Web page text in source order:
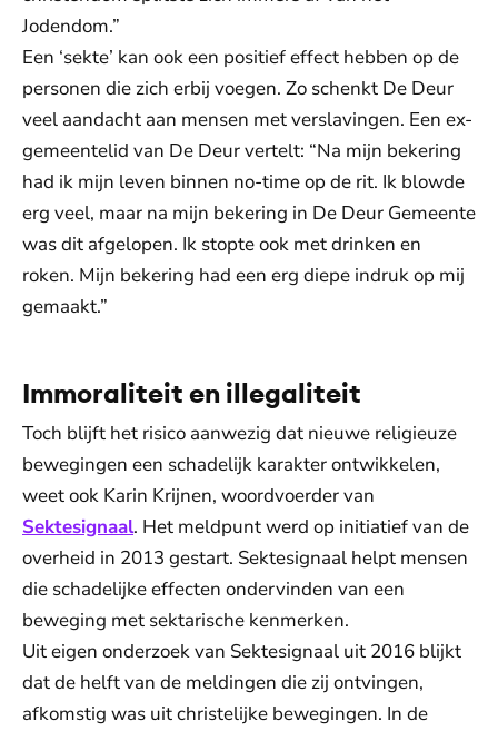
Jodendom.”
Een ‘sekte’ kan ook een positief effect hebben op de
personen die zich erbij voegen. Zo schenkt De Deur
veel aandacht aan mensen met verslavingen. Een ex-
gemeentelid van De Deur vertelt: “Na mijn bekering
had ik mijn leven binnen no-time op de rit. Ik blowde
erg veel, maar na mijn bekering in De Deur Gemeente
was dit afgelopen. Ik stopte ook met drinken en
roken. Mijn bekering had een erg diepe indruk op mij
gemaakt.”
Immoraliteit en illegaliteit
Toch blijft het risico aanwezig dat nieuwe religieuze
bewegingen een schadelijk karakter ontwikkelen,
weet ook Karin Krijnen, woordvoerder van
Sektesignaal. Het meldpunt werd op initiatief van de
overheid in 2013 gestart. Sektesignaal helpt mensen
die schadelijke effecten ondervinden van een
beweging met sektarische kenmerken.
Uit eigen onderzoek van Sektesignaal uit 2016 blijkt
dat de helft van de meldingen die zij ontvingen,
afkomstig was uit christelijke bewegingen. In de